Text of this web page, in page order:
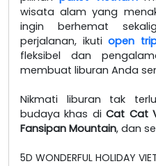
wisata alam yang
ingin berhemat
perjalanan, ikutiopen
fleksibel dan
membuat liburan Anda
Nikmati liburan tak
budaya khas diCat Cat
Fansipan Mountain, dan
5D WONDERFUL HOLIDAY